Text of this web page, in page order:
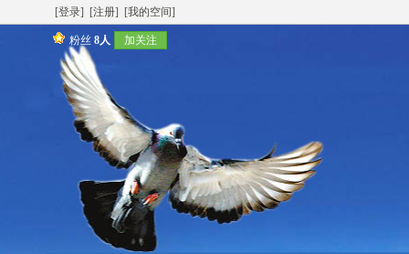
[登录] [注册] [我的空间]
粉丝 8人 加关注